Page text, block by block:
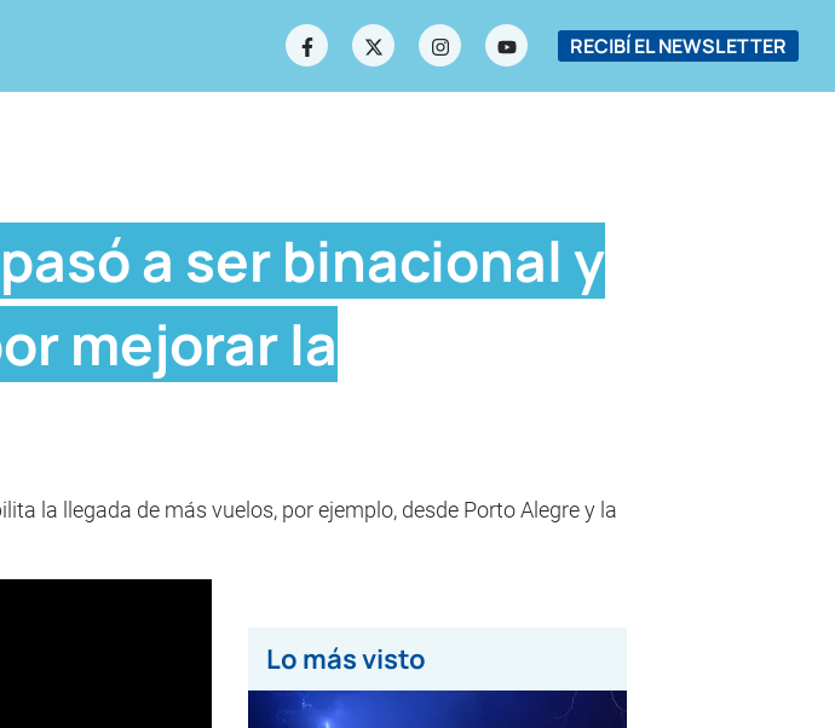
RECIBÍ EL NEWSLETTER
a ser binacional y
mejorar la
la llegada de más vuelos, por ejemplo, desde Porto Alegre y la
Lo más visto